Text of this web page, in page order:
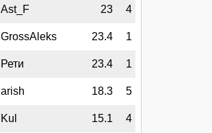
Ast_F 23 4
GrossAleks 23.4 1
Рети 23.4 1
arish 18.3 5
Kul 15.1 4